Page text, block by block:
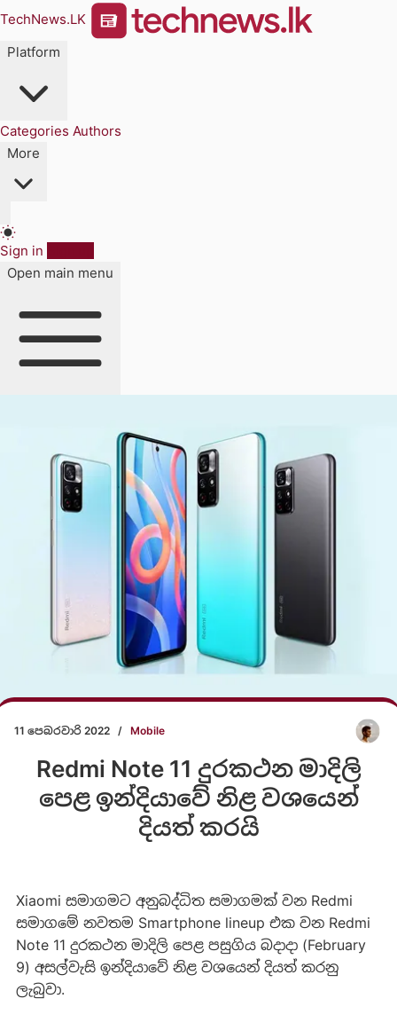
TechNews.LK
Platform
Categories Authors
More
Sign in
Open main menu
11 පෙබරවාරි 2022 / Mobile
Redmi Note 11 දුරකථන මාදිලි
පෙළ ඉන්දියාවේ නිළ වශයෙන්
දියත් කරයි
Xiaomi සමාගමට අනුබද්ධිත සමාගමක් වන Redmi
සමාගමේ නවතම Smartphone lineup එක වන Redmi
Note 11 දුරකථන මාදිලි පෙළ පසුගිය බදාදා (February
9) අසල්වැසි ඉන්දියාවේ නිළ වශයෙන් දියත් කරනු
ලැබුවා.